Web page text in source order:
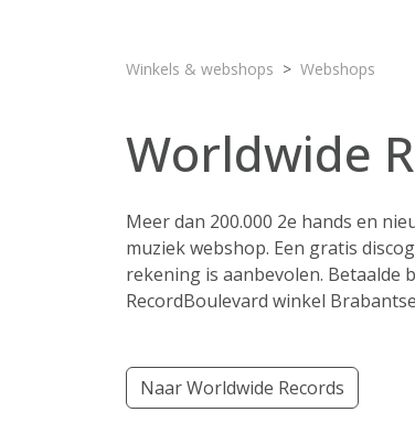
Winkels & webshops Webshops
Worldwide
Meer dan 200.000 2e hands en
muziek webshop. Een gratis
rekening is aanbevolen. Betaalde
RecordBoulevard winkel
Naar Worldwide Records